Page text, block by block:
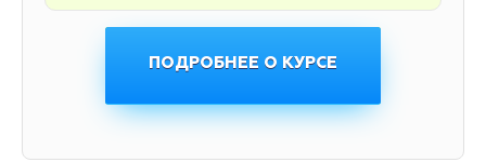
ПОДРОБНЕЕ О КУРСЕ